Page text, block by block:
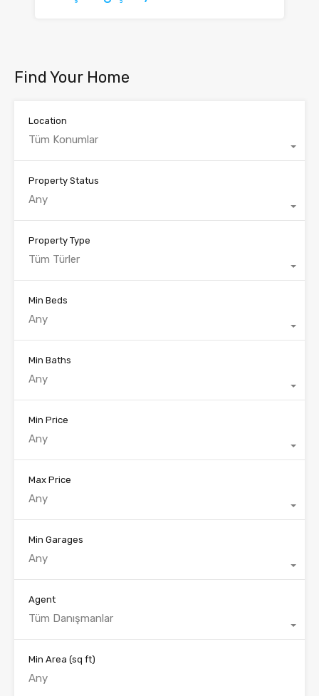
Find Your Home
Location
Tüm Konumlar
Property Status
Any
Property Type
Tüm Türler
Min Beds
Any
Min Baths
Any
Min Price
Any
Max Price
Any
Min Garages
Any
Agent
Tüm Danışmanlar
Min Area (sq ft)